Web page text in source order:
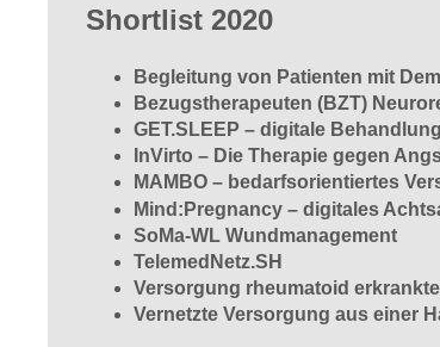
Shortlist 2020
Begleitung von Patienten mit
Bezugstherapeuten (BZT)
GET.SLEEP – digitale
InVirto – Die Therapie gegen
MAMBO – bedarfsorientiertes
Mind:Pregnancy – digitales
SoMa-WL Wundmanagement
TelemedNetz.SH
Versorgung rheumatoid
Vernetzte Versorgung aus einer